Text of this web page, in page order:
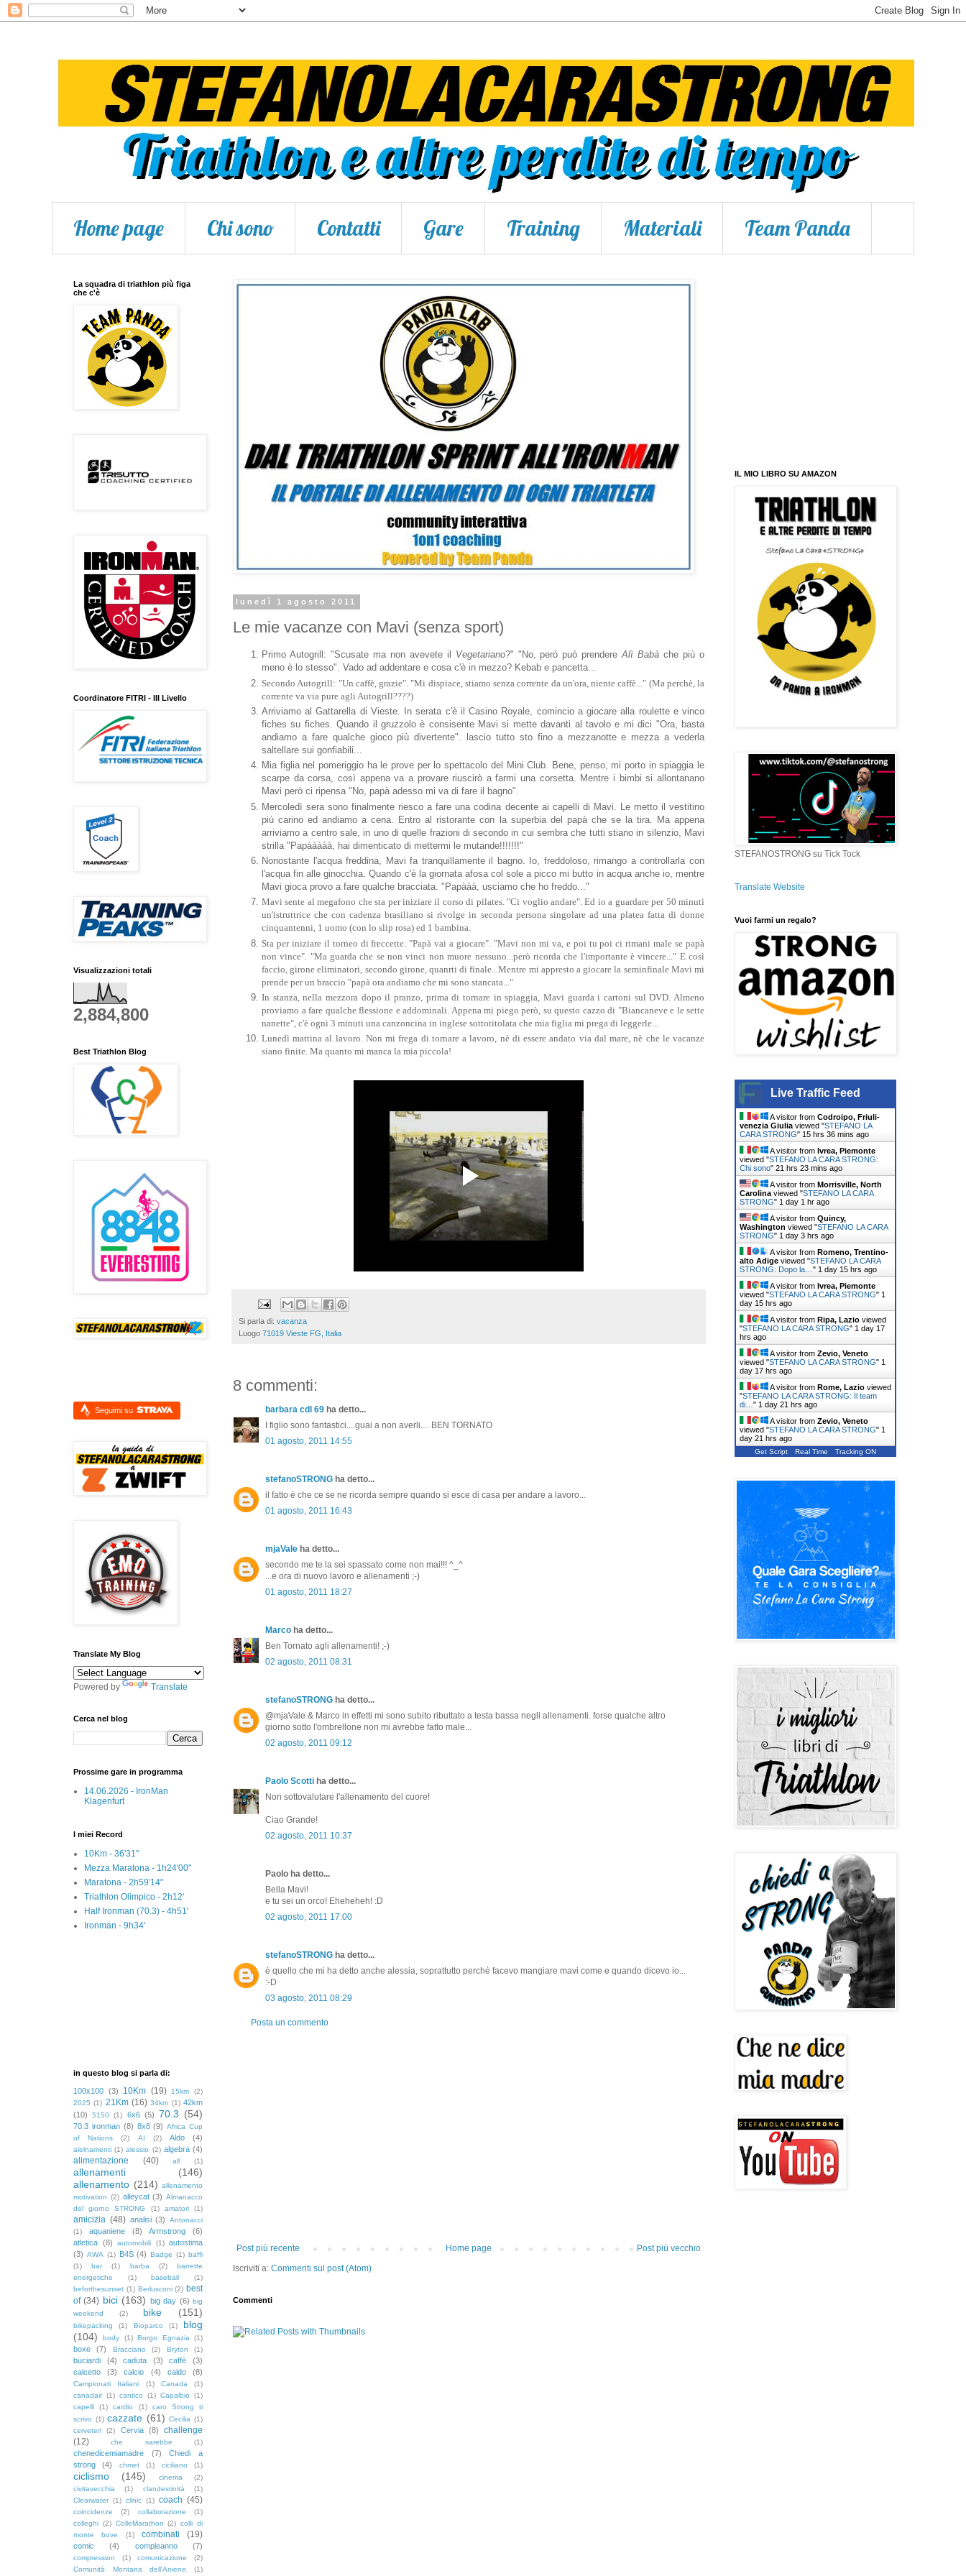
Home page Chi sono Contatti Gare Training Materiali Team Panda
lunedì 1 agosto 2011
Le mie vacanze con Mavi (senza sport)
Primo Autogrill: "Scusate ma non avevete il Vegetariano?" "No, però può prendereAlì Babà che più o
meno è lo stesso". Vado ad addentare e cosa c'è in mezzo? Kebab e pancetta...
Secondo Autogrill: "Un caffè, grazie". "Mi dispiace, stiamo senza corrente da un'ora, niente caffè..." (Ma perchè, la
corrente va via pure agli Autogrill????)
Arriviamo al Gattarella di Vieste. In serata c'è il Casino Royale, comincio a giocare alla roulette e vinco
fiches su fiches. Quando il gruzzolo è consisente Mavi si mette davanti al tavolo e mi dici "Ora, basta
andiamo a fare qualche gioco più divertente". lascio tutto sto fino a mezzanotte e mezza a vederla
saltellare sui gonfiabili...
Mia figlia nel pomeriggio ha le prove per lo spettacolo del Mini Club. Bene, penso, mi porto in spiaggia le
scarpe da corsa, così appena va a provare riuscirò a farmi una corsetta. Mentre i bimbi si allontanano
Mavi però ci ripensa "No, papà adesso mi va di fare il bagno".
Mercoledì sera sono finalmente riesco a fare una codina decente ai capelli di Mavi. Le metto il vestitino
più carino ed andiamo a cena. Entro al ristorante con la superbia del papà che se la tira. Ma appena
arriviamo a centro sale, in uno di quelle frazioni di secondo in cui sembra che tutti stiano in silenzio, Mavi
strilla "Papààààà, hai dimenticato di mettermi le mutande!!!!!!!"
Nonostante l'acqua freddina, Mavi fa tranquillamente il bagno. Io, freddoloso, rimango a controllarla con
l'acqua fin alle ginocchia. Quando c'è la giornata afosa col sole a picco mi butto in acqua anche io, mentre
Mavi gioca provo a fare qualche bracciata. "Papààà, usciamo che ho freddo..."
Mavi sente al megafono che sta per iniziare il corso di pilates. "Ci voglio andare". Ed io a guardare per 50 minuti
un'istruttrice che con cadenza brasiliano si rivolge in seconda persona singolare ad una platea fatta di donne
cinquantenni, 1 uomo (con lo slip rosa) ed 1 bambina.
Sta per iniziare il torneo di freccette. "Papà vai a giocare". "Mavi non mi va, e poi tu poi ci rimani male se papà
non vince". "Ma guarda che se non vinci non muore nessuno...però ricorda che l'importante è vincere..." E così
faccio, girone eliminatori, secondo girone, quanrti di finale...Mentre mi appresto a giocare la seminfinale Mavi mi
prende per un braccio "papà ora andiamo che mi sono stancata..."
In stanza, nella mezzora dopo il pranzo, prima di tornare in spiaggia, Mavi guarda i cartoni sul DVD. Almeno
proviamo a fare qualche flessione e addominali. Appena mi piego però, su questo cazzo di "Biancaneve e le sette
nanette", c'è ogni 3 minuti una canzoncina in inglese sottotitolata che mia figlia mi prega di leggerle...
Lunedì mattina al lavoro. Non mi frega di tornare a lavoro, nè di essere andato via dal mare, nè che le vacanze
siano finite. Ma quanto mi manca la mia piccola!
Si parla di: vacanza
Luogo 71019 Vieste FG, Italia
8 commenti:
barbara cdl 69 ha detto...
I figlio sono fantastici....guai a non averli.... BEN TORNATO
01 agosto, 2011 14:55
stefanoSTRONG ha detto...
il fatto è che ce se ne ricorda sempre quando si esce di casa per andare a lavoro...
01 agosto, 2011 16:43
mjaVale ha detto...
secondo me te la sei spassato come non mai!!! ^_^
...e ora di nuovo lavoro e allenamenti ;-)
01 agosto, 2011 18:27
Marco ha detto...
Ben Tornato agli allenamenti! ;-)
02 agosto, 2011 08:31
stefanoSTRONG ha detto...
@mjaVale & Marco in effetti mi sono subito ributtato a testa bassa negli allenamenti. forse qualche altro
giorno sotto l'ombrellone non mi avrebbe fatto male...
02 agosto, 2011 09:12
Paolo Scotti ha detto...
Non sottovalutare l'allenamento del cuore!
Ciao Grande!
02 agosto, 2011 10:37
Paolo ha detto...
Bella Mavi!
e tu sei un orco! Eheheheh! :D
02 agosto, 2011 17:00
stefanoSTRONG ha detto...
è quello che mi ha detto anche alessia, soprattutto perchè facevo mangiare mavi come e quando dicevo io...
:-D
03 agosto, 2011 08:29
Posta un commento
Post più recente Post più vecchio
Home page
Iscriviti a: Commenti sul post (Atom)
Commenti
La squadra di triathlon più figa
che c'è
Coordinatore FITRI - III Livello
Visualizzazioni totali
2,884,800
Best Triathlon Blog
Seguimi su
Translate My Blog
Powered by Translate
Cerca nel blog
Prossime gare in programma
14.06.2026 - IronMan
Klagenfurt
I miei Record
10Km - 36'31"
Mezza Maratona - 1h24'00"
Maratona - 2h59'14"
Triathlon Olimpico - 2h12'
Half Ironman (70.3) - 4h51'
Ironman - 9h34'
in questo blog si parla di:
100x100 (3) 10Km (19) 15km
(2)
2025 (1) 21Km (16) 34km (1) 42km
(10)
5150 (1) 6x6 (5) 70.3 (54)
70.3 ironman (8) 8x8 (9) Africa Cup
of Nations
(2) AI (2) Aldo (4)
alelnamenti (1) alessio (2) algebra (4)
alimentazione (40) all (1)
allenamenti
(146)
allenamento (214) allenamento
motivation (2) alleycat (3) Almanacco
del giorno STRONG
(1) amatori (1)
amicizia (48) analisi (3)
Antonacci
(1)
aquaniene (8) Armstrong
(6)
atletica (8) automobili (1) autostima
(3) AWA (1) B4S (4) Badge (1) baffi
(1)
bar (1) barba (2)
barrette
energetiche
(1) baseball
(1)
beforthesunset (1) Berlusconi (2) best
of (34) bici (163) big day (6) big
weekend
(2) bike (151)
bikepacking (1) Bioparco (1)
blog
(104)
body (1) Borgo Egnazia (1)
boxe (7) Bracciano (2) Bryton (1)
buciardi (4) caduta (3) caffè
(3)
calcetto
(3) calcio (4) caldo (8)
Campionati Italiani (1) Canada
(1)
canadair (1) cantico (1) Capalbio
(1)
capelli
(1) cardio (1)
caro Strong ti
scrivo (1) cazzate (61) Cecilia (1)
cerveteri
(2) Cervia (8)
challenge
(12)
che sarebbe (1)
chenedicemiamadre (7)
Chiedi a
strong
(4) chmet (1) ciciliano (1)
ciclismo (145) cinema
(2)
civitavecchia
(1) clandestinità
(1)
Clearwater (1) clinic (1) coach (45)
coincidenze (2) collaborazione
(1)
colleghi (2) ColleMarathon (2) colli di
monte bove
(1) combinati (19)
comic (4) compleanno (7)
compression (1) comunicazione
(2)
Comunità Montana dell'Aniene
(1)
IL MIO LIBRO SU AMAZON
STEFANOSTRONG su Tick Tock
Translate Website
Vuoi farmi un regalo?
Live Traffic Feed
A visitor from Codroipo, Friuli-
venezia Giulia viewed "STEFANO LA
CARA STRONG" 15 hrs 36 mins ago
A visitor from Ivrea, Piemonte
viewed "STEFANO LA CARA STRONG:
Chi sono" 21 hrs 23 mins ago
A visitor from Morrisville, North
Carolina viewed "STEFANO LA CARA
STRONG" 1 day 1 hr ago
A visitor from Quincy,
Washington viewed "STEFANO LA CARA
STRONG" 1 day 3 hrs ago
A visitor from Romeno, Trentino-
alto Adige viewed "STEFANO LA CARA
STRONG: Dopo la… " 1 day 15 hrs ago
A visitor from Ivrea, Piemonte
viewed "STEFANO LA CARA STRONG" 1
day 15 hrs ago
A visitor from Ripa, Lazio viewed
"STEFANO LA CARA STRONG" 1 day 17
hrs ago
A visitor from Zevio, Veneto
viewed "STEFANO LA CARA STRONG" 1
day 17 hrs ago
A visitor from Rome, Lazio viewed
"STEFANO LA CARA STRONG: Il team
di… " 1 day 21 hrs ago
A visitor from Zevio, Veneto
viewed "STEFANO LA CARA STRONG" 1
day 21 hrs ago
Get Script Real Time Tracking ON